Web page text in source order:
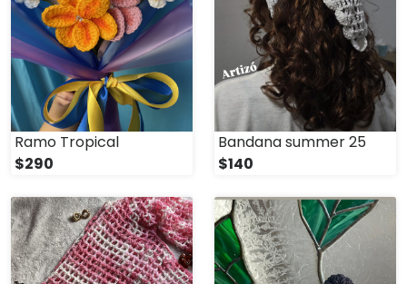
Ramo Tropical
$290
Bandana summer 25
$140